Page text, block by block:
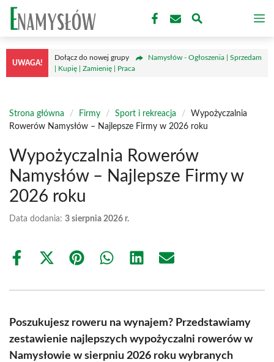
Przejdź
treści
UWAGA!
Dołącz do nowej grupy
Namysłów - Ogłoszenia | Sprzedam
| Kupię | Zamienię | Praca
Strona główna / Firmy / Sport i rekreacja /
Wypożyczalnia
Rowerów Namysłów – Najlepsze Firmy w 2026 roku
Wypożyczalnia Rowerów
Namysłów – Najlepsze Firmy w
2026 roku
Data dodania: 3 sierpnia 2026 r.
Share
Share
(Twitter)
Share Share Share Share
Poszukujesz roweru na wynajem? Przedstawiamy
zestawienie najlepszych wypożyczalni rowerów w
Namysłowie w sierpniu 2026 roku wybranych